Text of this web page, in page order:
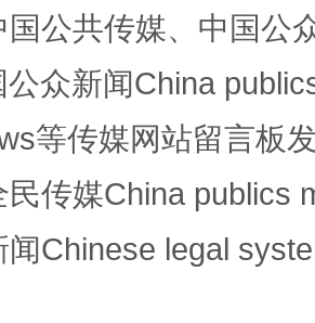
国公共传媒、中国公
公众新闻China
等传媒网站留言板
民传媒China publics
闻Chinese legal